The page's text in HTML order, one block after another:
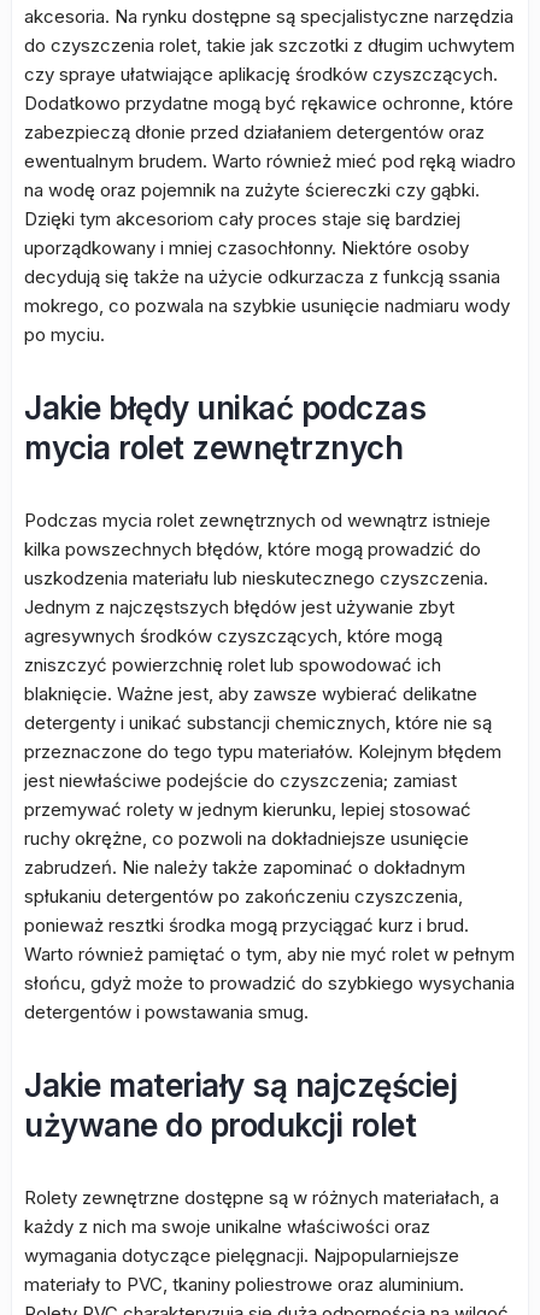
akcesoria. Na rynku dostępne są specjalistyczne narzędzia
do czyszczenia rolet, takie jak szczotki z długim uchwytem
czy spraye ułatwiające aplikację środków czyszczących.
Dodatkowo przydatne mogą być rękawice ochronne, które
zabezpieczą dłonie przed działaniem detergentów oraz
ewentualnym brudem. Warto również mieć pod ręką wiadro
na wodę oraz pojemnik na zużyte ściereczki czy gąbki.
Dzięki tym akcesoriom cały proces staje się bardziej
uporządkowany i mniej czasochłonny. Niektóre osoby
decydują się także na użycie odkurzacza z funkcją ssania
mokrego, co pozwala na szybkie usunięcie nadmiaru wody
po myciu.
Jakie błędy unikać podczas
mycia rolet zewnętrznych
Podczas mycia rolet zewnętrznych od wewnątrz istnieje
kilka powszechnych błędów, które mogą prowadzić do
uszkodzenia materiału lub nieskutecznego czyszczenia.
Jednym z najczęstszych błędów jest używanie zbyt
agresywnych środków czyszczących, które mogą
zniszczyć powierzchnię rolet lub spowodować ich
blaknięcie. Ważne jest, aby zawsze wybierać delikatne
detergenty i unikać substancji chemicznych, które nie są
przeznaczone do tego typu materiałów. Kolejnym błędem
jest niewłaściwe podejście do czyszczenia; zamiast
przemywać rolety w jednym kierunku, lepiej stosować
ruchy okrężne, co pozwoli na dokładniejsze usunięcie
zabrudzeń. Nie należy także zapominać o dokładnym
spłukaniu detergentów po zakończeniu czyszczenia,
ponieważ resztki środka mogą przyciągać kurz i brud.
Warto również pamiętać o tym, aby nie myć rolet w pełnym
słońcu, gdyż może to prowadzić do szybkiego wysychania
detergentów i powstawania smug.
Jakie materiały są najczęściej
używane do produkcji rolet
Rolety zewnętrzne dostępne są w różnych materiałach, a
każdy z nich ma swoje unikalne właściwości oraz
wymagania dotyczące pielęgnacji. Najpopularniejsze
materiały to PVC, tkaniny poliestrowe oraz aluminium.